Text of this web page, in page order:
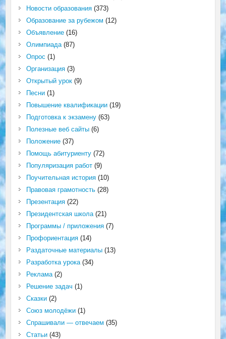
Новости образования(373)
Образование за рубежом (12)
Объявление(16)
Олимпиада(87)
Опрос (1)
Организация(3)
Открытый урок(9)
Песни(1)
Повышение квалификации(19)
Подготовка к экзамену(63)
Полезные веб сайты(6)
Положение(37)
Помощь абитуриенту(72)
Популяризация работ(9)
Поучительная история(10)
Правовая грамотность(28)
Презентация(22)
Президентская школа(21)
Программы / приложения(7)
Профориентация(14)
Раздаточные материалы(13)
Разработка урока(34)
Реклама(2)
Решение задач (1)
Сказки(2)
Союз молодёжи(1)
Спрашивали — отвечаем (35)
Статьи(43)